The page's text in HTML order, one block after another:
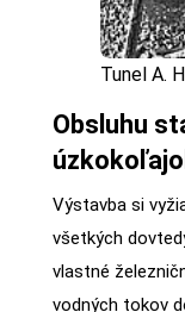
Tunel A.
Obsluhu
Výstavba si
všetkých
vlastné
vodných tokov